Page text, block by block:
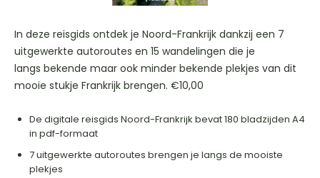
In deze reisgids ontdek je Noord-Frankrijk dankzij een 7
uitgewerkte autoroutes en 15 wandelingen die je
langs bekende maar ook minder bekende plekjes van dit
mooie stukje Frankrijk brengen. €10,00
De digitale reisgids Noord-Frankrijk bevat 180 bladzijden A4
in pdf-formaat
7 uitgewerkte autoroutes brengen je langs de mooiste
plekjes